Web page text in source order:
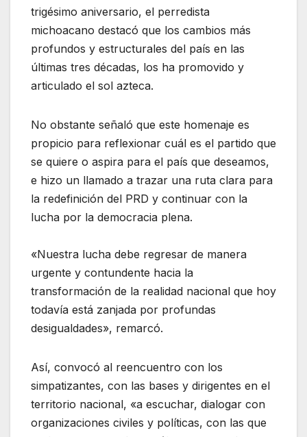
trigésimo aniversario, el perredista
michoacano destacó que los cambios más
profundos y estructurales del país en las
últimas tres décadas, los ha promovido y
articulado el sol azteca.
No obstante señaló que este homenaje es
propicio para reflexionar cuál es el partido que
se quiere o aspira para el país que deseamos,
e hizo un llamado a trazar una ruta clara para
la redefinición del PRD y continuar con la
lucha por la democracia plena.
«Nuestra lucha debe regresar de manera
urgente y contundente hacia la
transformación de la realidad nacional que hoy
todavía está zanjada por profundas
desigualdades», remarcó.
Así, convocó al reencuentro con los
simpatizantes, con las bases y dirigentes en el
territorio nacional, «a escuchar, dialogar con
organizaciones civiles y políticas, con las que